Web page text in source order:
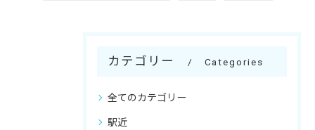
カテゴリー Categories
全てのカテゴリー
駅近